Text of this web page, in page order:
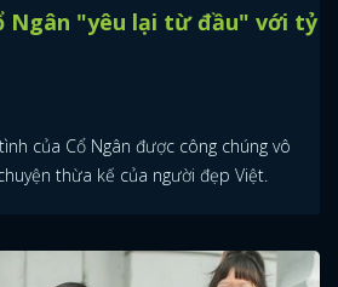
Ngân "yêu lại từ đầu" với tỷ
của Cổ Ngân được công chúng vô
thừa kế của người đẹp Việt.